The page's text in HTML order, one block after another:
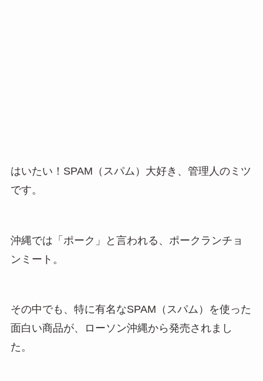
はいたい！SPAM（スパム）大好き、管理人のミツ
です。
沖縄では「ポーク」と言われる、ポークランチョ
ンミート。
その中でも、特に有名なSPAM（スパム）を使った
面白い商品が、ローソン沖縄から発売されまし
た。